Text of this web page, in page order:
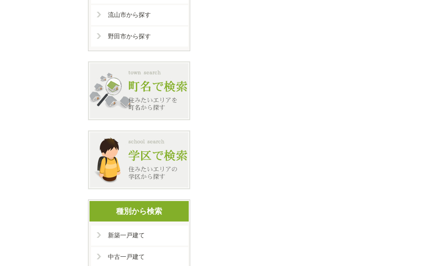
流山市から探す
野田市から探す
種別から検索
新築一戸建て
中古一戸建て